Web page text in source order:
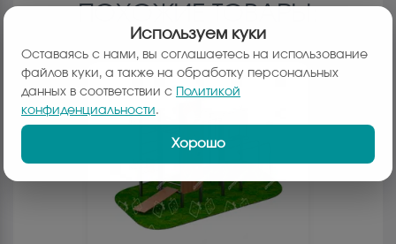
ПОХОЖИЕ ТОВАРЫ:
Используем куки
Оставаясь с нами, вы соглашаетесь на использование
файлов куки, а также на обработку персональных
данных в соответствии с Политикой
конфиденциальности.
Хорошо